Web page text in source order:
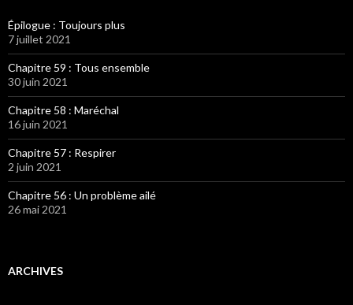
Épilogue : Toujours plus
7 juillet 2021
Chapitre 59 : Tous ensemble
30 juin 2021
Chapitre 58 : Maréchal
16 juin 2021
Chapitre 57 : Respirer
2 juin 2021
Chapitre 56 : Un problème ailé
26 mai 2021
ARCHIVES